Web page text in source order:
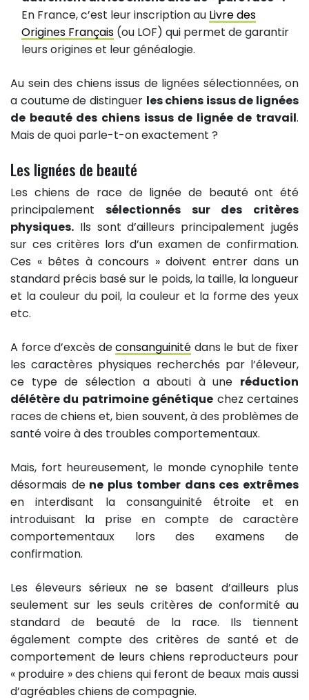
En France, c’est leur inscription au Livre des
Origines Français (ou LOF) qui permet de garantir
leurs origines et leur généalogie.
Au sein des chiens issus de lignées sélectionnées, on
a coutume de distinguer les chiens issus de lignées
de beauté des chiens issus de lignée de travail.
Mais de quoi parle-t-on exactement ?
Les lignées de beauté
Les chiens de race de lignée de beauté ont été
principalement sélectionnés sur des critères
physiques. Ils sont d’ailleurs principalement jugés
sur ces critères lors d’un examen de confirmation.
Ces « bêtes à concours » doivent entrer dans un
standard précis basé sur le poids, la taille, la longueur
et la couleur du poil, la couleur et la forme des yeux
etc.
A force d’excès deconsanguinité dans le but de fixer
les caractères physiques recherchés par l’éleveur,
ce type de sélection a abouti à une réduction
délétère du patrimoine génétique chez certaines
races de chiens et, bien souvent, à des problèmes de
santé voire à des troubles comportementaux.
Mais, fort heureusement, le monde cynophile tente
désormais dene plus tomber dans ces extrêmes
en interdisant la consanguinité étroite et en
introduisant la prise en compte de caractère
comportementaux lors des examens de
confirmation.
Les éleveurs sérieux ne se basent d’ailleurs plus
seulement sur les seuls critères de conformité au
standard de beauté de la race. Ils tiennent
également compte des critères de santé et de
comportement de leurs chiens reproducteurs pour
« produire » des chiens qui feront de beaux mais aussi
d’agréables chiens de compagnie.